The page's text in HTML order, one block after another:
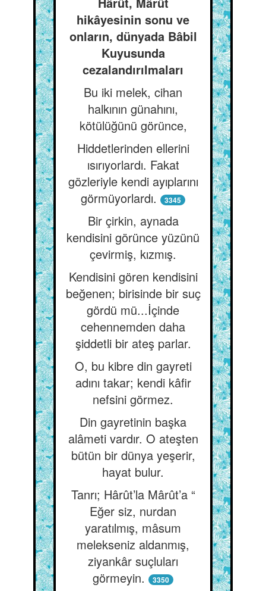
hikâyesinin sonu ve
onların, dünyada Bâbil
Kuyusunda
cezalandırılmaları
Bu iki melek, cihan
halkının günahını,
kötülüğünü görünce,
Hiddetlerinden ellerini
ısırıyorlardı. Fakat
gözleriyle kendi ayıplarını
görmüyorlardı.
3345
Bir çirkin, aynada
kendisini görünce yüzünü
çevirmiş, kızmış.
Kendisini gören kendisini
beğenen; birisinde bir suç
gördü mü...İçinde
cehennemden daha
şiddetli bir ateş parlar.
O, bu kibre din gayreti
adını takar; kendi kâfir
nefsini görmez.
Din gayretinin başka
alâmeti vardır. O ateşten
bütün bir dünya yeşerir,
hayat bulur.
Tanrı; Hârût’la Mârût’a “
Eğer siz, nurdan
yaratılmış, mâsum
melekseniz aldanmış,
ziyankâr suçluları
görmeyin.
3350